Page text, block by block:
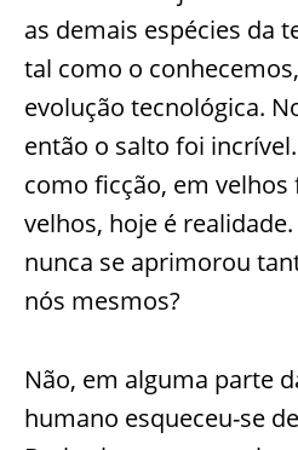
as demais espécies da
tal como o
evolução tecnológica.
então o salto foi
como ficção, em velhos
velhos, hoje é
nunca se aprimorou
nós mesmos?
Não, em alguma parte
humano esqueceu-se